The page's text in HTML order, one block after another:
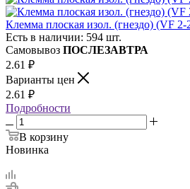
Клемма плоская изол. (гнездо) (VF
Есть в наличии: 594 шт.
Самовывоз ПОСЛЕЗАВТРА
2.61 ₽
Варианты цен
2.61 ₽
Подробности
В корзину
Новинка